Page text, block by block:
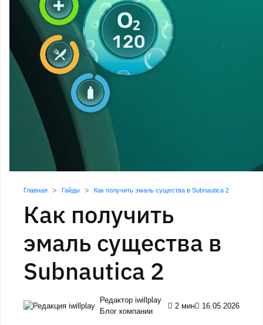
Главная Гайды Как получить эмаль существа в Subnautica 2
Как получить
эмаль существа в
Subnautica 2
Редактор iwillplay
Блог компании
2 мин 16.05.2026